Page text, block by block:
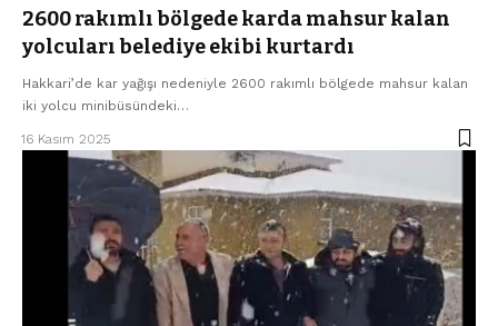
2600 rakımlı bölgede karda mahsur kalan
yolcuları belediye ekibi kurtardı
Hakkari’de kar yağışı nedeniyle 2600 rakımlı bölgede mahsur kalan
iki yolcu minibüsündeki…
16 Kasım 2025